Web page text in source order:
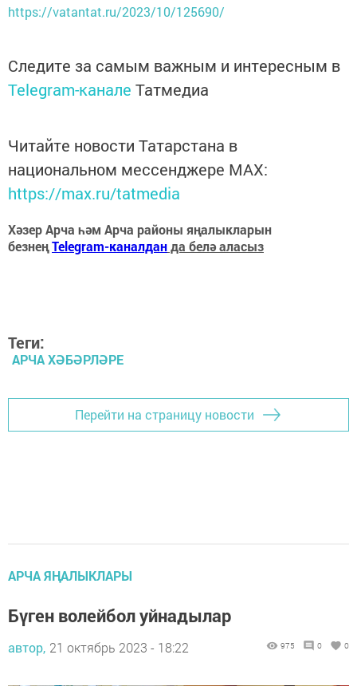
https://vatantat.ru/2023/10/125690/
Следите за самым важным и интересным в
Telegram-канале Татмедиа
Читайте новости Татарстана в
национальном мессенджере MАХ:
https://max.ru/tatmedia
Хәзер Арча һәм Арча районы яңалыкларын
безнеңTelegram-каналданда белә аласыз
Теги:
АРЧА ХӘБӘРЛӘРЕ
Перейти на страницу новости
АРЧА ЯҢАЛЫКЛАРЫ
Бүген волейбол уйнадылар
автор, 21 октябрь 2023 - 18:22 975 0 0